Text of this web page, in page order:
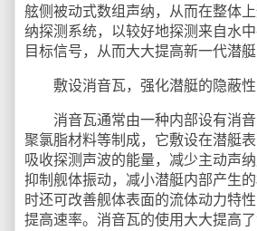
舷侧被动式数组声纳，从而在整体
纳探测系统，以较好地探测来自水
目标信号，从而大大提高新一代潜艇
敷设消音瓦，强化潜艇的隐蔽性
消音瓦通常由一种内部设有消音
聚氯脂材料等制成，它敷设在潜艇
吸收探测声波的能量，减少主动声
抑制舰体振动，减小潜艇内部产生
时还可改善舰体表面的流体动力特性
提高速率。消音瓦的使用大大提高